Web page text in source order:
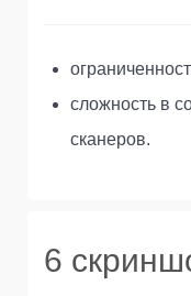
сложность в
сканеров.
6